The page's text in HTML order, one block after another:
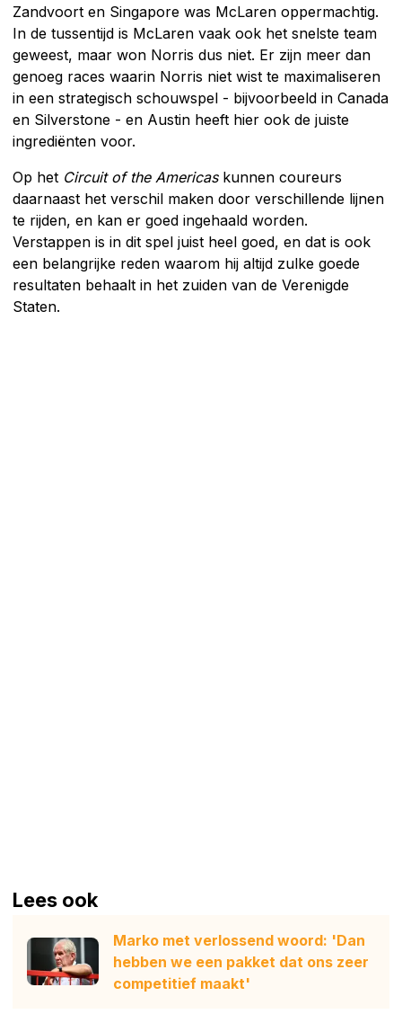
Zandvoort en Singapore was McLaren oppermachtig.
In de tussentijd is McLaren vaak ook het snelste team
geweest, maar won Norris dus niet. Er zijn meer dan
genoeg races waarin Norris niet wist te maximaliseren
in een strategisch schouwspel - bijvoorbeeld in Canada
en Silverstone - en Austin heeft hier ook de juiste
ingrediënten voor.
Op het Circuit of the Americaskunnen coureurs
daarnaast het verschil maken door verschillende lijnen
te rijden, en kan er goed ingehaald worden.
Verstappen is in dit spel juist heel goed, en dat is ook
een belangrijke reden waarom hij altijd zulke goede
resultaten behaalt in het zuiden van de Verenigde
Staten.
Lees ook
Marko met verlossend woord: 'Dan
hebben we een pakket dat ons zeer
competitief maakt'